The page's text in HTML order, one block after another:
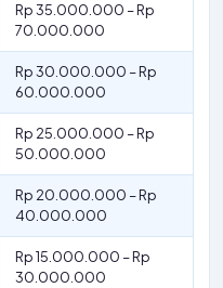
Rp 35.000.000 – Rp
70.000.000
Rp 30.000.000 – Rp
60.000.000
Rp 25.000.000 – Rp
50.000.000
Rp 20.000.000 – Rp
40.000.000
Rp 15.000.000 – Rp
30.000.000